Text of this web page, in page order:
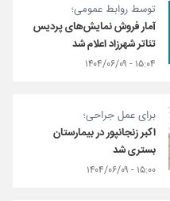
توسط روابط عمومی؛
آمار فروش نمایش‌های پردیس
تئاتر شهرزاد اعلام شد
۱۵:۰۴ - ۱۴۰۴/۰۶/۰۹
برای عمل جراحی؛
اکبر زنجانپور در بیمارستان
بستری شد
۱۵:۰۰ - ۱۴۰۴/۰۶/۰۹